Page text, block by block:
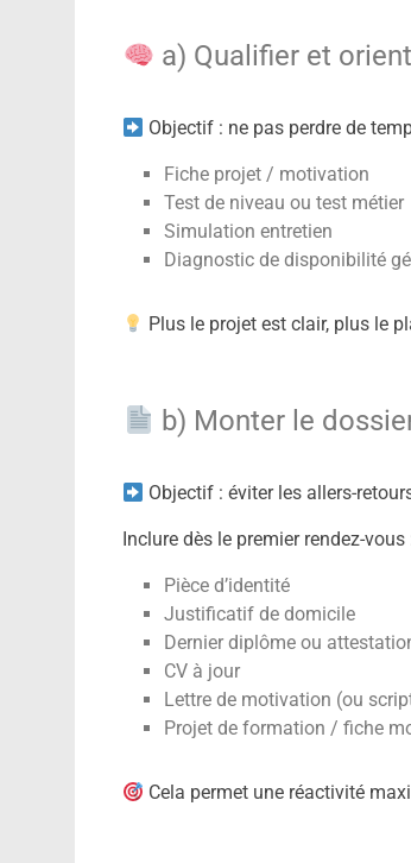
a) Qualifier et
Objectif : ne pas perdre de
Fiche projet / motivation
Test de niveau ou test métier
Simulation entretien
Diagnostic de disponibilité
Plus le projet est clair, plus le
b) Monter le
Objectif : éviter les allers-
Inclure dès le premier rendez-vous
Pièce d’identité
Justificatif de domicile
Dernier diplôme ou
CV à jour
Lettre de motivation (ou
Projet de formation / fiche
Cela permet une réactivité